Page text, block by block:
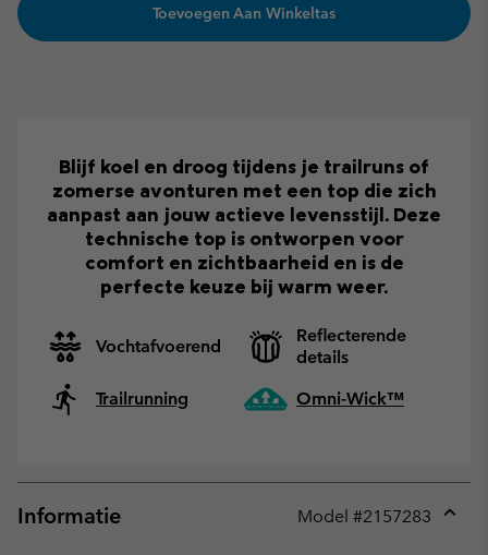
Toevoegen Aan Winkeltas
Blijf koel en droog tijdens je trailruns of
zomerse avonturen met een top die zich
aanpast aan jouw actieve levensstijl. Deze
technische top is ontworpen voor
comfort en zichtbaarheid en is de
perfecte keuze bij warm weer.
Vochtafvoerend
Reflecterende
details
Trailrunning
Omni-Wick™
Informatie Model #2157283